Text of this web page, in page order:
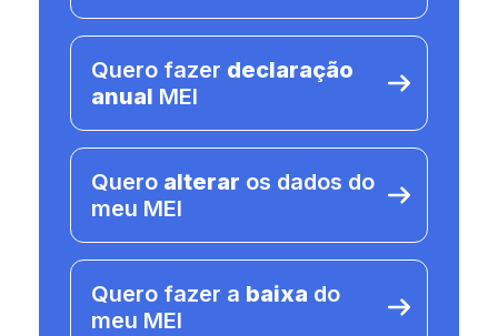
Quero fazer declaração
anual MEI
Quero alterar os dados do
meu MEI
Quero fazer a baixa do
meu MEI